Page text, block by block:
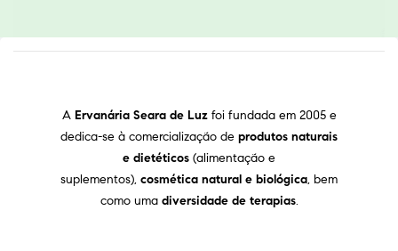
A Ervanária Seara de Luz foi fundada em 2005 e
dedica-se à comercialização de produtos naturais
e dietéticos (alimentação e
suplementos), cosmética natural e biológica, bem
como uma diversidade de terapias.